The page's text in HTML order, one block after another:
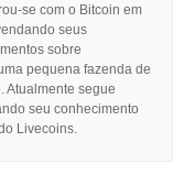
se com o Bitcoin em
seus
sobre
pequena fazenda de
Atualmente segue
seu conhecimento
Livecoins.